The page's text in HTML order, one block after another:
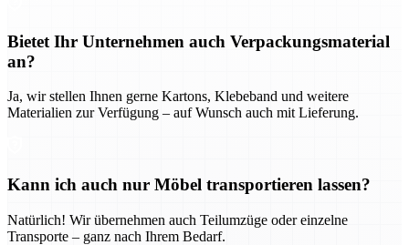
Bietet Ihr Unternehmen auch Verpackungsmaterial
an?
Ja, wir stellen Ihnen gerne Kartons, Klebeband und weitere
Materialien zur Verfügung – auf Wunsch auch mit Lieferung.
Kann ich auch nur Möbel transportieren lassen?
Natürlich! Wir übernehmen auch Teilumzüge oder einzelne
Transporte – ganz nach Ihrem Bedarf.